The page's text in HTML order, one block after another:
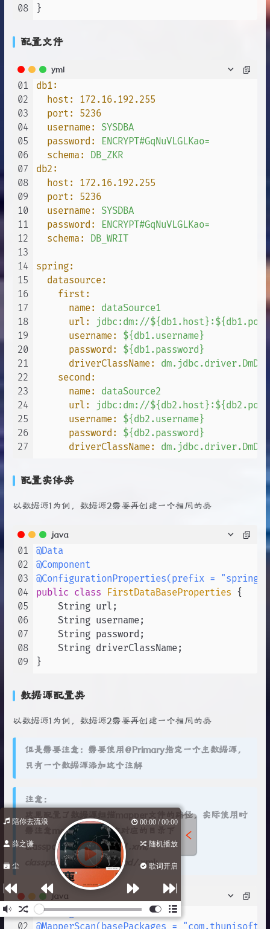
08
配置文件
yml
01
02
03
04
05
06
07
08
09
10
11
12
13
14
15
16
17
18
19
20
21
22
23
24
25
26
27
db1:
host:
172.16.192 .255
port:
5236
username:
SYSDBA
password:
ENCRYPT#GqNuVLGLKao=
schema:
DB_ZKR
db2:
host:
172.16.192 .255
port:
5236
username:
SYSDBA
password:
ENCRYPT#GqNuVLGLKao=
schema:
DB_WRIT
spring:
datasource:
first:
name:
dataSource1
url:
jdbc:dm://
username:
${db1.username}
password:
${db1.password}
driverClassName:
second:
name:
dataSource2
url:
jdbc:dm://
username:
${db2.username}
password:
${db2.password}
driverClassName:
配置实体类
以数据源1为例，数据源2需要再创建一个相同的类
java
01
02
03
04
05
06
07
08
09
@Data
@Component
@ConfigurationProperties(prefix =
public class FirstDataBaseProperties {
    String url;
    String username;
    String password;
    String driverClassName;
数据源配置类
以数据源1为例，数据源2需要再创建一个相同的类
但是需要注意：需要使用@Primary指定一个主数据源，
只有一个数据源添加这个注解
注意：
这里配置了数据源扫描mapper文件的路径，实际使用时
需注意mapper文件放在对应的目录下
classpath:mapper/first/
.xml;
classpath:mapper/second/
.xml;
java
01
02
@Configuration
@MapperScan(basePackages =
陪你去流浪 00:00 / 00:00
薛之谦 随机播放
尘 歌词开启